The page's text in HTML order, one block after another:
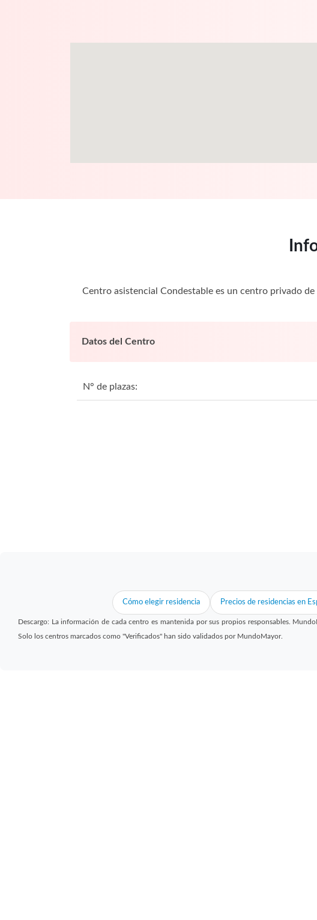
Centro asistencial Condestable es un centro privado
Datos del Centro
N° de plazas:
Cómo elegir residencia Precios de residencias en
Descargo: La información de cada centro es mantenida por sus propios responsables.
Solo los centros marcados como "Verificados" han sido validados por MundoMayor.